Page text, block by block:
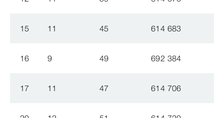
15 11 45 614 683
16 9 49 692 384
17 11 47 614 706